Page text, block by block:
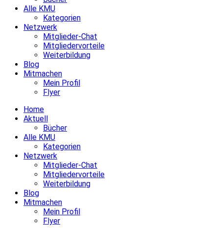
Alle KMU
Kategorien
Netzwerk
Mitglieder-Chat
Mitgliedervorteile
Weiterbildung
Blog
Mitmachen
Mein Profil
Flyer
Home
Aktuell
Bücher
Alle KMU
Kategorien
Netzwerk
Mitglieder-Chat
Mitgliedervorteile
Weiterbildung
Blog
Mitmachen
Mein Profil
Flyer